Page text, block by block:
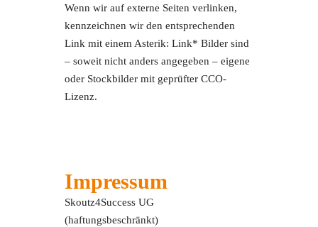
Wenn wir auf externe Seiten verlinken,
kennzeichnen wir den entsprechenden
Link mit einem Asterik: Link* Bilder sind
– soweit nicht anders angegeben – eigene
oder Stockbilder mit geprüfter CCO-
Lizenz.
Impressum
Skoutz4Success UG
(haftungsbeschränkt)